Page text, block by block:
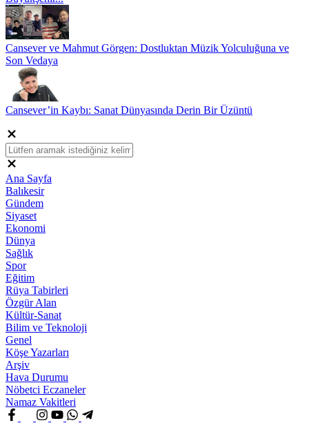
Cansever ve Mahmut Görgen: Dostluktan Müzik Yolculuğuna ve
Son Vedaya
Cansever’in Kaybı: Sanat Dünyasında Derin Bir Üzüntü
Ana Sayfa
Balıkesir
Gündem
Siyaset
Ekonomi
Dünya
Sağlık
Spor
Eğitim
Rüya Tabirleri
Özgür Alan
Kültür-Sanat
Bilim ve Teknoloji
Genel
Köşe Yazarları
Arşiv
Hava Durumu
Nöbetci Eczaneler
Namaz Vakitleri